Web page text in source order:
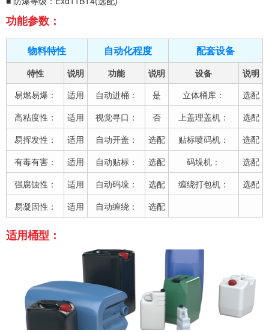
功能参数：
物料特性 自动化程度 配套设备
特性 说明 功能 说明 设备
说明
易燃易爆：
适用 自动进桶： 是 立体桶库：
选配
高粘度性：
适用 视觉寻口： 否 上盖理盖机：
选配
易挥发性：
适用 自动开盖： 选配 贴标喷码机：
选配
有毒有害：
适用 自动贴标： 选配 码垛机：
选配
强腐蚀性：
适用 自动码垛： 选配 缠绕打包机：
选配
易凝固性：
适用 自动缠绕： 选配
适用桶型：